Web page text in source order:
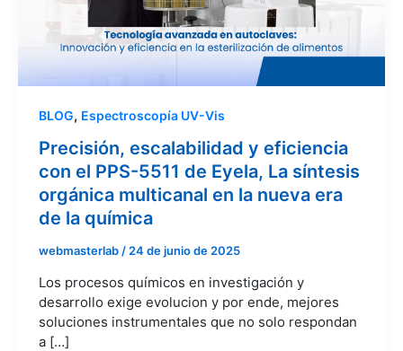
BLOG, Espectroscopía UV-Vis
Precisión, escalabilidad y eficiencia
con el PPS-5511 de Eyela, La síntesis
orgánica multicanal en la nueva era
de la química
webmasterlab/24 de junio de 2025
Los procesos químicos en investigación y
desarrollo exige evolucion y por ende, mejores
soluciones instrumentales que no solo respondan
a […]